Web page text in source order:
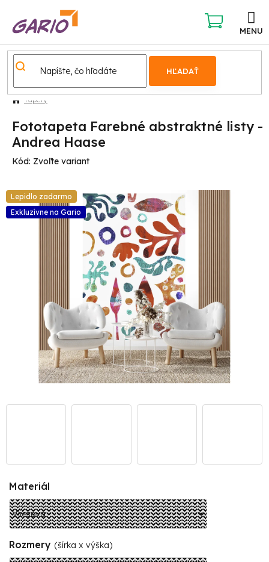
obsah
HĽADAŤ
NÁKUPNÝ
KOŠÍK
Tapety
Fototapeta Farebné abstraktné listy -
Andrea Haase
Kód: Zvoľte variant
Lepidlo zadarmo
Exkluzívne na Gario
Materiál
Rozmery (šírka x výška)